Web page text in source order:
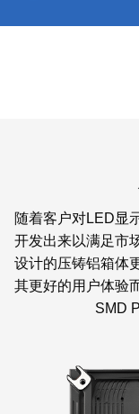
随着客户对LED显
开发出来以满足市
设计的压铸铝箱体
其更好的用户体验
SMD